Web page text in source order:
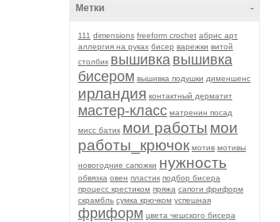
-
Метки
111 dimensions freeform crochet абрис арт
аллергия на руках бисер варежки витой
столбик вышивка вышивка
бисером вышивка подушки дименшенс
ирландия контактный дерматит
мастер-класс матренин посад
мисс батик мои работы мои
работы_крючок мотив мотивы
новогодние сапожки нужность
обвязка овен пластик подбор бисера
процесс крестиком пряжа сапоги фриформ
скрамбль сумка крючком успешная
фриформ цвета чешского бисера